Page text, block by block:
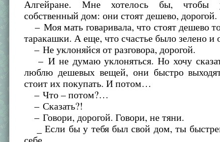
Алгейране. Мне хотелось бы,
собственный дом: они стоят дешево, дорогой.
– Моя мать говаривала, что стоят дешево
таракашки. А еще, что счастье было зелено и
– Не уклоняйся от разговора, дорогой.
– И не думаю уклоняться. Но хочу
люблю дешевых вещей, они быстро
стоит их покупать. И потом…
– Что – потом?…
– Сказать?!
– Говори, дорогой. Говори, не тяни.
_ Если бы у тебя был свой дом, ты